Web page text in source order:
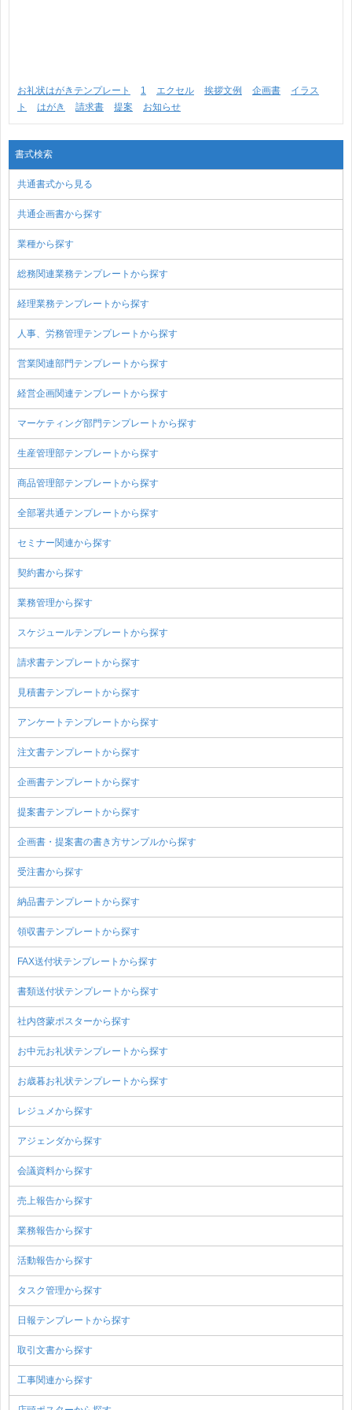
お礼状はがきテンプレート 1 エクセル 挨拶文例 企画書
イラス
ト
はがき 請求書 提案 お知らせ
書式検索
共通書式から見る
共通企画書から探す
業種から探す
総務関連業務テンプレートから探す
経理業務テンプレートから探す
人事、労務管理テンプレートから探す
営業関連部門テンプレートから探す
経営企画関連テンプレートから探す
マーケティング部門テンプレートから探す
生産管理部テンプレートから探す
商品管理部テンプレートから探す
全部署共通テンプレートから探す
セミナー関連から探す
契約書から探す
業務管理から探す
スケジュールテンプレートから探す
請求書テンプレートから探す
見積書テンプレートから探す
アンケートテンプレートから探す
注文書テンプレートから探す
企画書テンプレートから探す
提案書テンプレートから探す
企画書・提案書の書き方サンプルから探す
受注書から探す
納品書テンプレートから探す
領収書テンプレートから探す
FAX送付状テンプレートから探す
書類送付状テンプレートから探す
社内啓蒙ポスターから探す
お中元お礼状テンプレートから探す
お歳暮お礼状テンプレートから探す
レジュメから探す
アジェンダから探す
会議資料から探す
売上報告から探す
業務報告から探す
活動報告から探す
タスク管理から探す
日報テンプレートから探す
取引文書から探す
工事関連から探す